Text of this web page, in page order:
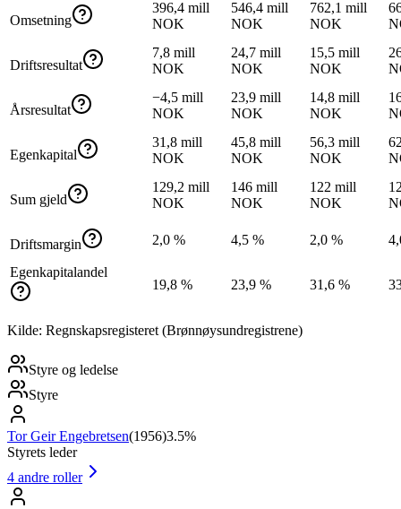
Omsetning
396,4 mill
NOK
546,4 mill
NOK
762,1 mill
NOK
Driftsresultat
7,8 mill
NOK
24,7 mill
NOK
15,5 mill
NOK
Årsresultat
−4,5 mill
NOK
23,9 mill
NOK
14,8 mill
NOK
Egenkapital
31,8 mill
NOK
45,8 mill
NOK
56,3 mill
NOK
Sum gjeld
129,2 mill
NOK
146 mill
NOK
122 mill
NOK
Driftsmargin 2,0 % 4,5 % 2,0 %
Egenkapitalandel
19,8 %
23,9 % 31,6 %
Kilde: Regnskapsregisteret (Brønnøysundregistrene)
Styre og ledelse
Styre
Tor Geir Engebretsen(1956)3.5%
Styrets leder
4 andre roller